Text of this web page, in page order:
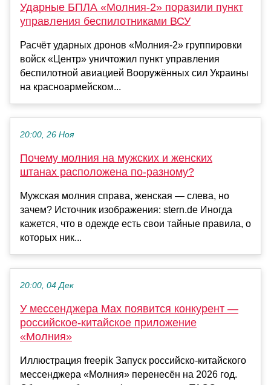
Ударные БПЛА «Молния-2» поразили пункт
управления беспилотниками ВСУ
Расчёт ударных дронов «Молния-2» группировки
войск «Центр» уничтожил пункт управления
беспилотной авиацией Вооружённых сил Украины
на красноармейском...
20:00, 26 Ноя
Почему молния на мужских и женских
штанах расположена по-разному?
Мужская молния справа, женская — слева, но
зачем? Источник изображения: stern.de Иногда
кажется, что в одежде есть свои тайные правила, о
которых ник...
20:00, 04 Дек
У мессенджера Max появится конкурент —
российское-китайское приложение
«Молния»
Иллюстрация freepik Запуск российско-китайского
мессенджера «Молния» перенесён на 2026 год.